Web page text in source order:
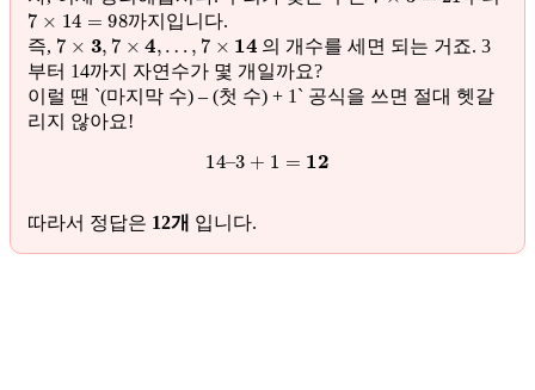
7× 14= 98
까지입니다.
즉, 7×3 ,7 ×4 …, 7 ×14
의 개수를 세면 되는 거죠. 3
부터 14까지 자연수가 몇 개일까요?
이럴 땐 `(마지막 수) – (첫 수) + 1` 공식을 쓰면 절대 헷갈
리지 않아요!
14– 3 +1 12
따라서 정답은 12개 입니다.